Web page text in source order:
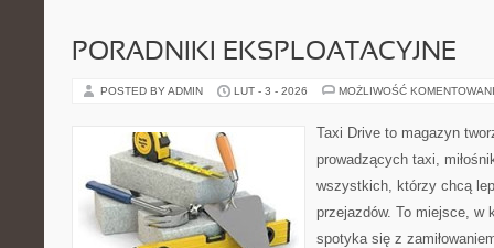
PORADNIKI EKSPLOATACYJNE
POSTED BY ADMIN LUT - 3 - 2026 MOŻLIWOŚĆ
Taxi Drive to magazyn
prowadzących taxi,
wszystkich, którzy chcą
przejazdów. To miejsce, w
spotyka się z